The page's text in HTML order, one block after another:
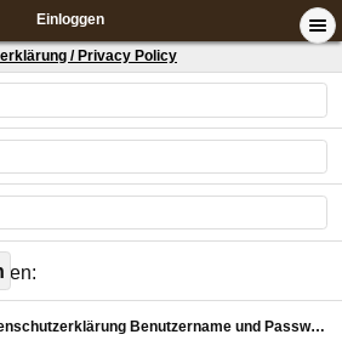
Einloggen
/ Privacy Policy
Hierbei werden gemäß Datenschutzerklärung Benutzername und Passwort verschlüsselt für die gewählte Dauer in einem Cookie abgelegt.